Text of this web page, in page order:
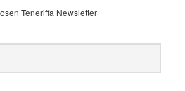
Teneriffa Newsletter